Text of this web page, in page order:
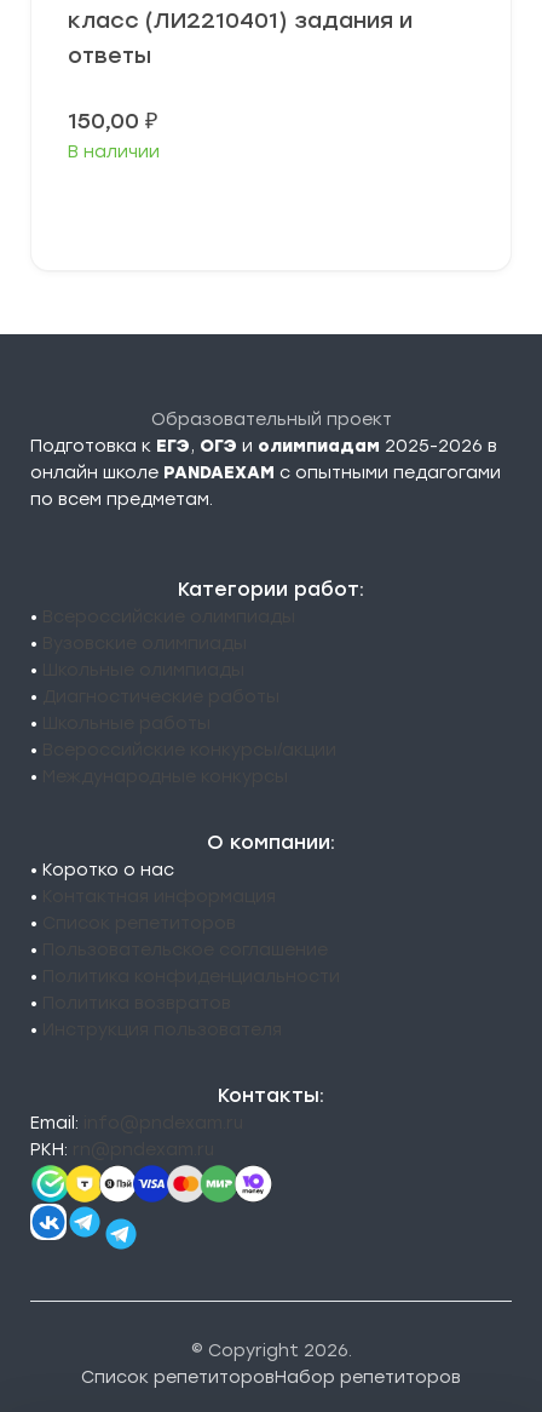
класс (ЛИ2210401) задания и
ответы
150,00 ₽
В наличии
Образовательный проект
Подготовка к ЕГЭ, ОГЭ и олимпиадам 2025-2026 в
онлайн школе PANDAEXAM c опытными педагогами
по всем предметам.
Категории работ:
•
•
•
•
•
•
•
О компании:
• Коротко о нас
•
•
•
•
•
•
Контакты:
Email:
РКН:
© Copyright 2026.
Список репетиторовНабор репетиторов